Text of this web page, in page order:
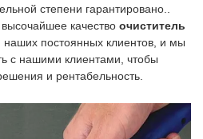
степени гарантировано..
качество очиститель
наших постоянных клиентов, и мы
с нашими клиентами, чтобы
и рентабельность.